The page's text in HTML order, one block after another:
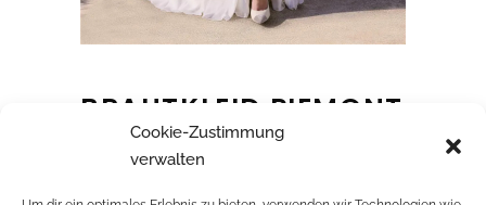
Cookie-Zustimmung
verwalten
BRAUTKLEID PIEMONT